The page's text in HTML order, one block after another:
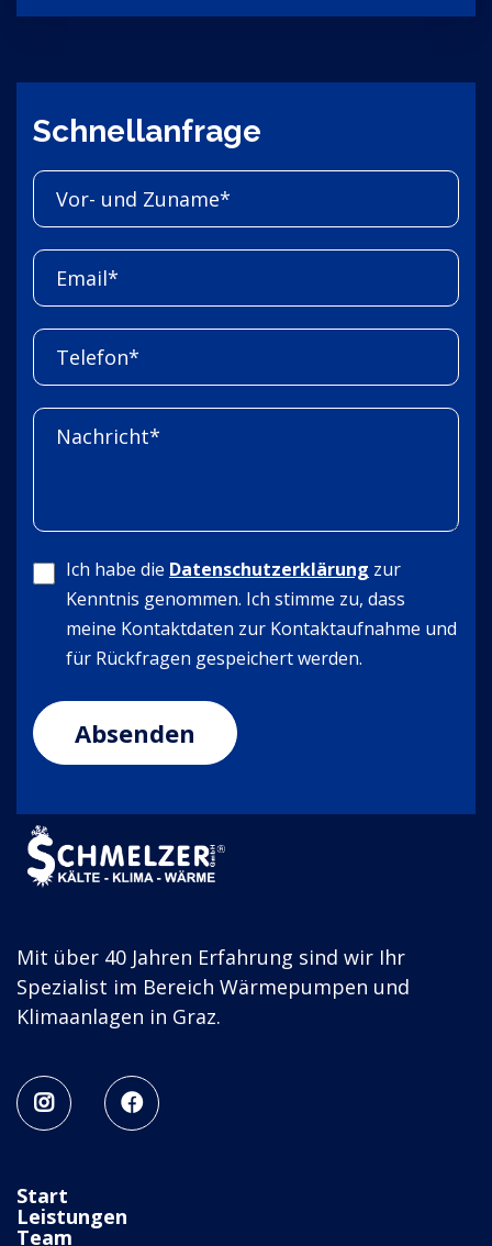
Mit über 40 Jahren Erfahrung sind wir Ihr
Spezialist im Bereich Wärmepumpen und
Klimaanlagen in Graz.
 
Start
Leistungen
Team
Schnellanfrage
Ich habe die Datenschutzerklärung zur
Kenntnis genommen. Ich stimme zu, dass
meine Kontaktdaten zur Kontaktaufnahme und
für Rückfragen gespeichert werden.